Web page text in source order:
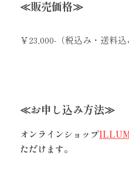
≪販売価格≫
￥23,000-（税込み・送料込
≪お申し込み方法≫
オンラインショップ
ただけます。